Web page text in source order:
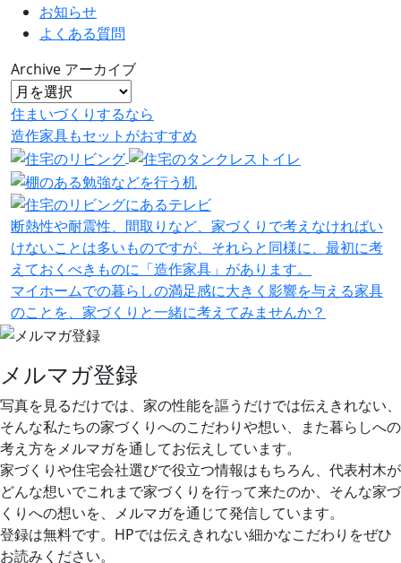
お知らせ
よくある質問
Archive アーカイブ
住まいづくりするなら
造作家具もセット がおすすめ
断熱性や耐震性、間取りなど、家づくりで考えなければい
けないことは多いものですが、それらと同様に、最初に考
えておくべきものに「造作家具」があります。
マイホームでの暮らしの満足感に大きく影響を与える家具
のことを、家づくりと一緒に考えてみませんか？
メルマガ登録
写真を見るだけでは、家の性能を謳うだけでは伝えきれない、
そんな私たちの家づくりへのこだわりや想い、また暮らしへの
考え方をメルマガを通してお伝えしています。
家づくりや住宅会社選びで役立つ情報はもちろん、代表村木が
どんな想いでこれまで家づくりを行って来たのか、そんな家づ
くりへの想いを、メルマガを通じて発信しています。
登録は無料です。HPでは伝えきれない細かなこだわりをぜひ
お読みください。